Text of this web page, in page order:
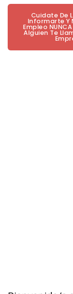
Cuidate De
Informarte Y
Empleo
Alguien Te